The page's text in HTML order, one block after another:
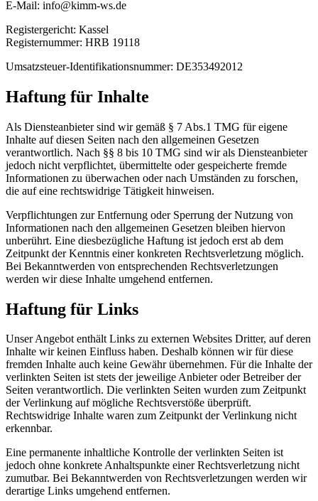
E-Mail: info@kimm-ws.de
Registergericht: Kassel
Registernummer: HRB 19118
Umsatzsteuer-Identifikationsnummer: DE353492012
Haftung für Inhalte
Als Diensteanbieter sind wir gemäß § 7 Abs.1 TMG für eigene
Inhalte auf diesen Seiten nach den allgemeinen Gesetzen
verantwortlich. Nach §§ 8 bis 10 TMG sind wir als Diensteanbieter
jedoch nicht verpflichtet, übermittelte oder gespeicherte fremde
Informationen zu überwachen oder nach Umständen zu forschen,
die auf eine rechtswidrige Tätigkeit hinweisen.
Verpflichtungen zur Entfernung oder Sperrung der Nutzung von
Informationen nach den allgemeinen Gesetzen bleiben hiervon
unberührt. Eine diesbezügliche Haftung ist jedoch erst ab dem
Zeitpunkt der Kenntnis einer konkreten Rechtsverletzung möglich.
Bei Bekanntwerden von entsprechenden Rechtsverletzungen
werden wir diese Inhalte umgehend entfernen.
Haftung für Links
Unser Angebot enthält Links zu externen Websites Dritter, auf deren
Inhalte wir keinen Einfluss haben. Deshalb können wir für diese
fremden Inhalte auch keine Gewähr übernehmen. Für die Inhalte der
verlinkten Seiten ist stets der jeweilige Anbieter oder Betreiber der
Seiten verantwortlich. Die verlinkten Seiten wurden zum Zeitpunkt
der Verlinkung auf mögliche Rechtsverstöße überprüft.
Rechtswidrige Inhalte waren zum Zeitpunkt der Verlinkung nicht
erkennbar.
Eine permanente inhaltliche Kontrolle der verlinkten Seiten ist
jedoch ohne konkrete Anhaltspunkte einer Rechtsverletzung nicht
zumutbar. Bei Bekanntwerden von Rechtsverletzungen werden wir
derartige Links umgehend entfernen.